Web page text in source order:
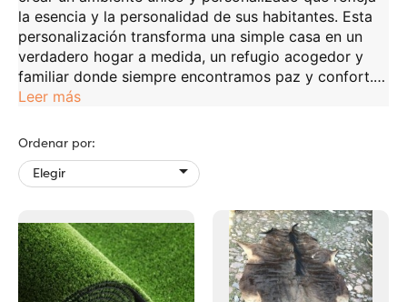
la esencia y la personalidad de sus habitantes. Esta
personalización transforma una simple casa en un
verdadero hogar a medida, un refugio acogedor y
familiar donde siempre encontramos paz y confort.…
Leer más
Ordenar por:
Elegir
